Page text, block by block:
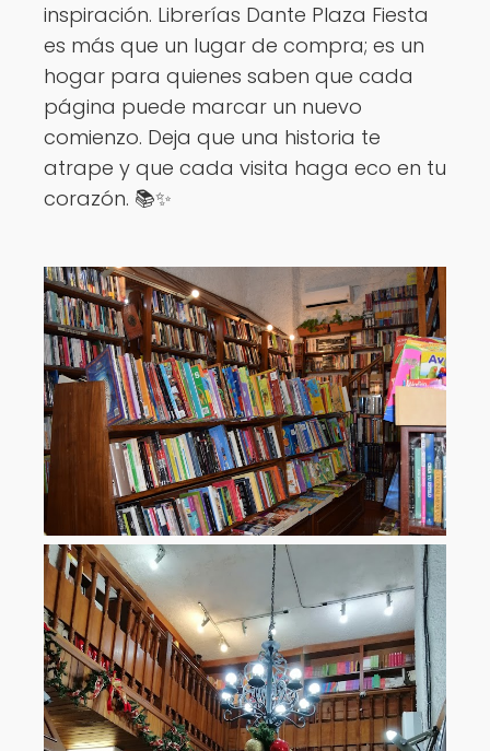
inspiración. Librerías Dante Plaza Fiesta
es más que un lugar de compra; es un
hogar para quienes saben que cada
página puede marcar un nuevo
comienzo. Deja que una historia te
atrape y que cada visita haga eco en tu
corazón. 📚✨